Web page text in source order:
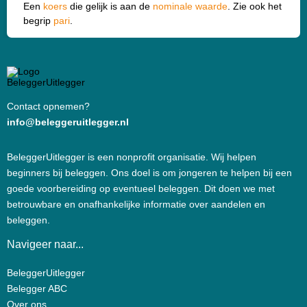
Een koers die gelijk is aan de nominale waarde . Zie ook het
begrip pari
Contact opnemen?
info@beleggeruitlegger.nl
BeleggerUitlegger is een nonprofit organisatie. Wij helpen
beginners bij beleggen. Ons doel is om jongeren te helpen bij een
goede voorbereiding op eventueel beleggen. Dit doen we met
betrouwbare en onafhankelijke informatie over aandelen en
beleggen.
Navigeer naar...
BeleggerUitlegger
Belegger ABC
Over ons